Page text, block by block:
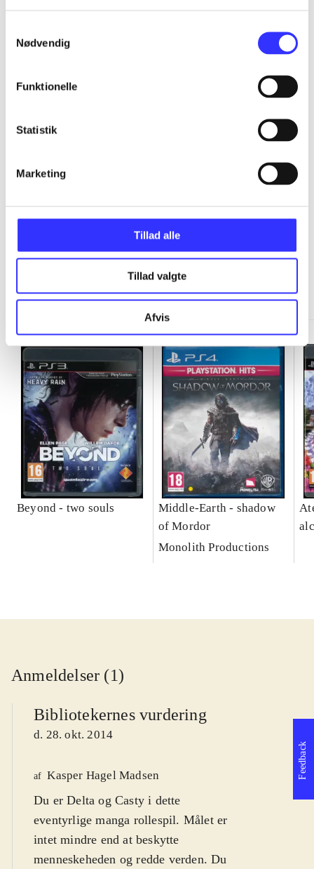
Nødvendig
Funktionelle
Statistik
Marketing
Tillad alle
Tillad valgte
Afvis
...
...
...
...
Beyond - two souls
Middle-Earth - shadow
of Mordor
Monolith Productions
Anmeldelser (1)
Bibliotekernes vurdering
d. 28. okt. 2014
af Kasper Hagel Madsen
Du er Delta og Casty i dette
eventyrlige manga rollespil. Målet er
intet mindre end at beskytte
menneskeheden og redde verden. Du
Feedback